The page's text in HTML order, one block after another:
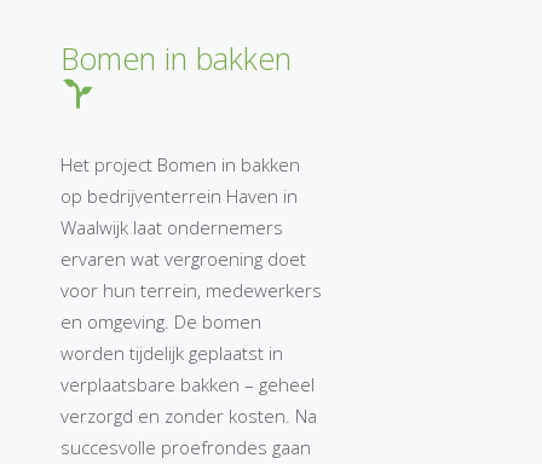
Bomen in bakken
Het project Bomen in bakken
op bedrijventerrein Haven in
Waalwijk laat ondernemers
ervaren wat vergroening doet
voor hun terrein, medewerkers
en omgeving. De bomen
worden tijdelijk geplaatst in
verplaatsbare bakken – geheel
verzorgd en zonder kosten. Na
succesvolle proefrondes gaan